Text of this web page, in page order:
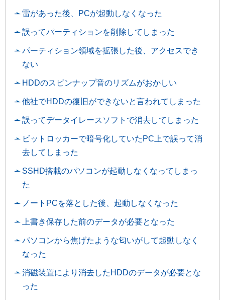
雷があった後、PCが起動しなくなった
誤ってパーティションを削除してしまった
パーティション領域を拡張した後、アクセスでき
ない
HDDのスピンナップ音のリズムがおかしい
他社でHDDの復旧ができないと言われてしまった
誤ってデータイレースソフトで消去してしまった
ビットロッカーで暗号化していたPC上で誤って消
去してしまった
SSHD搭載のパソコンが起動しなくなってしまっ
た
ノートPCを落とした後、起動しなくなった
上書き保存した前のデータが必要となった
パソコンから焦げたような匂いがして起動しなく
なった
消磁装置により消去したHDDのデータが必要とな
った